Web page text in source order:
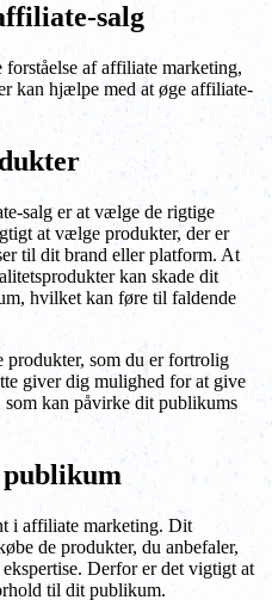
salg
af affiliate marketing,
kan hjælpe med at øge affiliate-
salg er at vælge de rigtige
at vælge produkter, der er
til dit brand eller platform. At
kan skade dit
hvilket kan føre til faldende
som du er fortrolig
giver dig mulighed for at give
som kan påvirke dit publikums
i affiliate marketing. Dit
de produkter, du anbefaler,
Derfor er det vigtigt at
til dit publikum.